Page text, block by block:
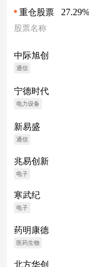
重仓股票 27.29%
股票名称
中际旭创
通信
宁德时代
电力设备
新易盛
通信
兆易创新
电子
寒武纪
电子
药明康德
医药生物
北方华创